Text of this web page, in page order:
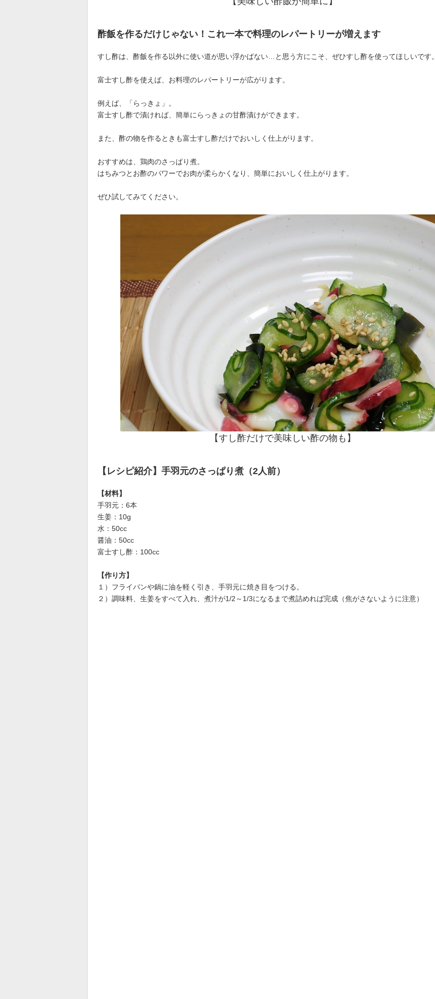
酢飯を作るだけじゃない！これ一本で料理のレパートリーが増えます
すし酢は、酢飯を作る以外に使い道が思い浮かばない…と思う方にこそ、ぜひすし酢を使ってほしいです。
富士すし酢を使えば、お料理のレパートリーが広がります。
例えば、「らっきょ」。
富士すし酢で漬ければ、簡単にらっきょの甘酢漬けができます。
また、酢の物を作るときも富士すし酢だけでおいしく仕上がります。
おすすめは、鶏肉のさっぱり煮。
はちみつとお酢のパワーでお肉が柔らかくなり、簡単においしく仕上がります。
ぜひ試してみてください。
【すし酢だけで美味しい酢の物も】
【レシピ紹介】手羽元のさっぱり煮（2人前）
【材料】
手羽元：6本
生姜：10g
水：50cc
醤油：50cc
富士すし酢：100cc
【作り方】
１）フライパンや鍋に油を軽く引き、手羽元に焼き目をつける。
２）調味料、生姜をすべて入れ、煮汁が1/2～1/3になるまで煮詰めれば完成（焦がさないように注意）